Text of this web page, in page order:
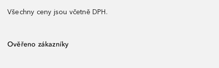
Všechny ceny jsou včetně DPH.
Ověřeno zákazníky